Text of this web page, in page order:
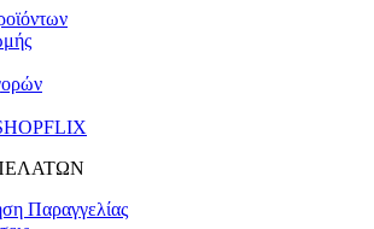
Παραγγελίας